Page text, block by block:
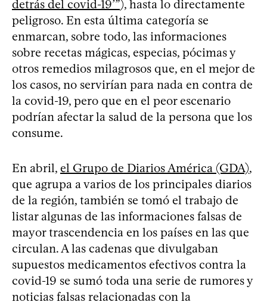
detrás del covid-19’”), hasta lo directamente
peligroso. En esta última categoría se
enmarcan, sobre todo, las informaciones
sobre recetas mágicas, especias, pócimas y
otros remedios milagrosos que, en el mejor de
los casos, no servirían para nada en contra de
la covid-19, pero que en el peor escenario
podrían afectar la salud de la persona que los
consume.
En abril, el Grupo de Diarios América (GDA),
que agrupa a varios de los principales diarios
de la región, también se tomó el trabajo de
listar algunas de las informaciones falsas de
mayor trascendencia en los países en las que
circulan. A las cadenas que divulgaban
supuestos medicamentos efectivos contra la
covid-19 se sumó toda una serie de rumores y
noticias falsas relacionadas con la